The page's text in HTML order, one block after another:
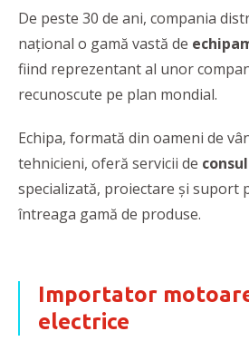
De peste 30 de ani, compania
național o gamă vastă de
fiind reprezentant al unor
recunoscute pe plan mondial.
Echipa, formată din oameni de
tehnicieni, oferă servicii de
specializată, proiectare și suport
întreaga gamă de produse.
Importator
electrice